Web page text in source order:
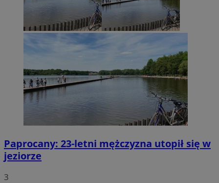
Paprocany: 23-letni mężczyzna utopił się w
jeziorze
3